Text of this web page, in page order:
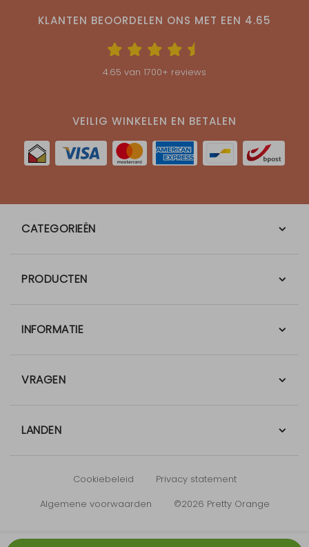
KLANTEN BEOORDELEN ONS MET EEN 4.65
4.65 van 1700+ reviews
VEILIG WINKELEN EN BETALEN
CATEGORIEËN
PRODUCTEN
INFORMATIE
VRAGEN
LANDEN
Cookiebeleid
Privacy statement
Algemene voorwaarden
©2026 Pretty Orange